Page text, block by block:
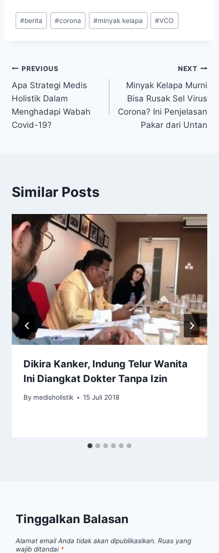
Post
Tags:
#berita #corona #minyak kelapa #VCO
Navigasi
pos
PREVIOUS
Apa Strategi Medis
Holistik Dalam
Menghadapi Wabah
Covid-19?
NEXT
Minyak Kelapa Murni
Bisa Rusak Sel Virus
Corona? Ini Penjelasan
Pakar dari Untan
Similar Posts
Dikira Kanker, Indung Telur Wanita
Ini Diangkat Dokter Tanpa Izin
By medisholistik 15 Juli 2018
Tinggalkan Balasan
Alamat email Anda tidak akan dipublikasikan. Ruas yang
wajib ditandai *